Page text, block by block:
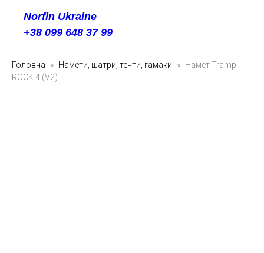
Norfin Ukraine
+38 099 648 37 99
Головна Намети, шатри, тенти, гамаки
Намет Tramp
ROCK 4 (V2)